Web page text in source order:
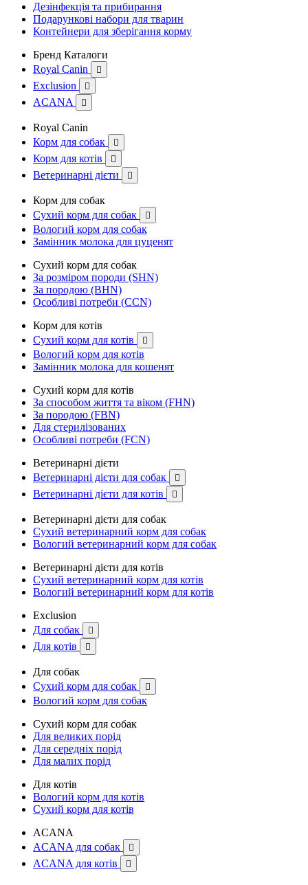
Дезінфекція та прибирання
Подарункові набори для тварин
Контейнери для зберігання корму
Бренд Каталоги
Royal Canin

Exclusion 
ACANA 
Royal Canin
Корм для собак

Корм для котів 
Ветеринарні дієти 
Корм для собак
Сухий корм для собак

Вологий корм для собак
Замінник молока для цуценят
Сухий корм для собак
За розміром породи (SHN)
За породою (BHN)
Особливі потреби (CCN)
Корм для котів
Сухий корм для котів

Вологий корм для котів
Замінник молока для кошенят
Сухий корм для котів
За способом життя та віком (FHN)
За породою (FBN)
Для стерилізованих
Особливі потреби (FCN)
Ветеринарні дієти
Ветеринарні дієти для собак

Ветеринарні дієти для котів 
Ветеринарні дієти для собак
Сухий ветеринарний корм для собак
Вологий ветеринарний корм для собак
Ветеринарні дієти для котів
Сухий ветеринарний корм для котів
Вологий ветеринарний корм для котів
Exclusion
Для собак

Для котів 
Для собак
Сухий корм для собак

Вологий корм для собак
Сухий корм для собак
Для великих порід
Для середніх порід
Для малих порід
Для котів
Вологий корм для котів
Сухий корм для котів
ACANA
ACANA для собак

ACANA для котів 